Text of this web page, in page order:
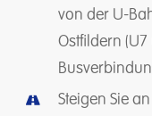
von der U-
Ostfildern
Steigen Sie